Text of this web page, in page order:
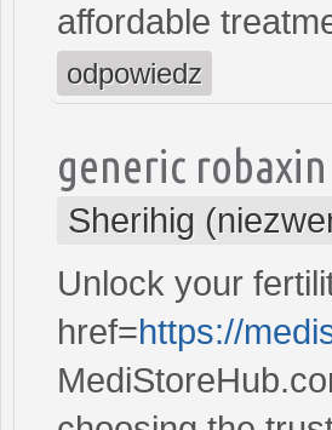
affordable
odpowiedz
generic robaxin
Sherihig
Unlock your
href=https://